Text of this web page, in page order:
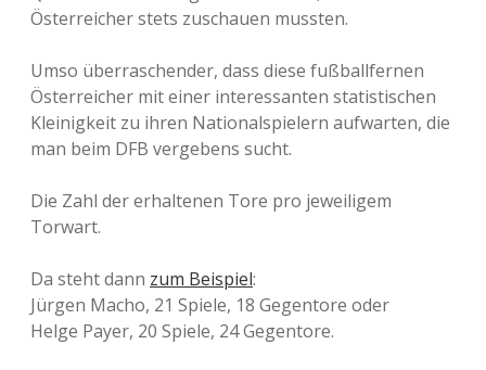
Österreicher stets zuschauen mussten.
Umso überraschender, dass diese fußballfernen
Österreicher mit einer interessanten statistischen
Kleinigkeit zu ihren Nationalspielern aufwarten, die
man beim DFB vergebens sucht.
Die Zahl der erhaltenen Tore pro jeweiligem
Torwart.
Da steht dann zum Beispiel:
Jürgen Macho, 21 Spiele, 18 Gegentore oder
Helge Payer, 20 Spiele, 24 Gegentore.